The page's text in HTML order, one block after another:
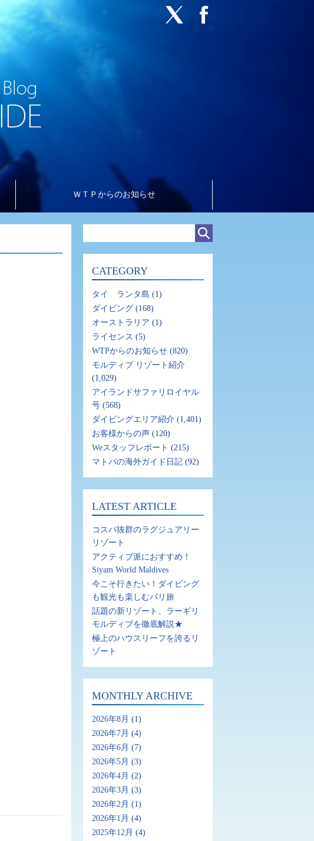
ＷＴＰからのお知らせ
CATEGORY
タイ ランタ島 (1)
ダイビング (168)
オーストラリア (1)
ライセンス (5)
WTPからのお知らせ (820)
モルディブ リゾート紹介
(1,029)
アイランドサファリロイヤル
号 (568)
ダイビングエリア紹介 (1,401)
お客様からの声 (120)
Weスタッフレポート (215)
マトバの海外ガイド日記 (92)
LATEST ARTICLE
コスパ抜群のラグジュアリー
リゾート
アクティブ派におすすめ！
Siyam World Maldives
今こそ行きたい！ダイビング
も観光も楽しむバリ旅
話題の新リゾート、ラーギリ
モルディブを徹底解説★
極上のハウスリーフを誇るリ
ゾート
MONTHLY ARCHIVE
2026年8月 (1)
2026年7月 (4)
2026年6月 (7)
2026年5月 (3)
2026年4月 (2)
2026年3月 (3)
2026年2月 (1)
2026年1月 (4)
2025年12月 (4)